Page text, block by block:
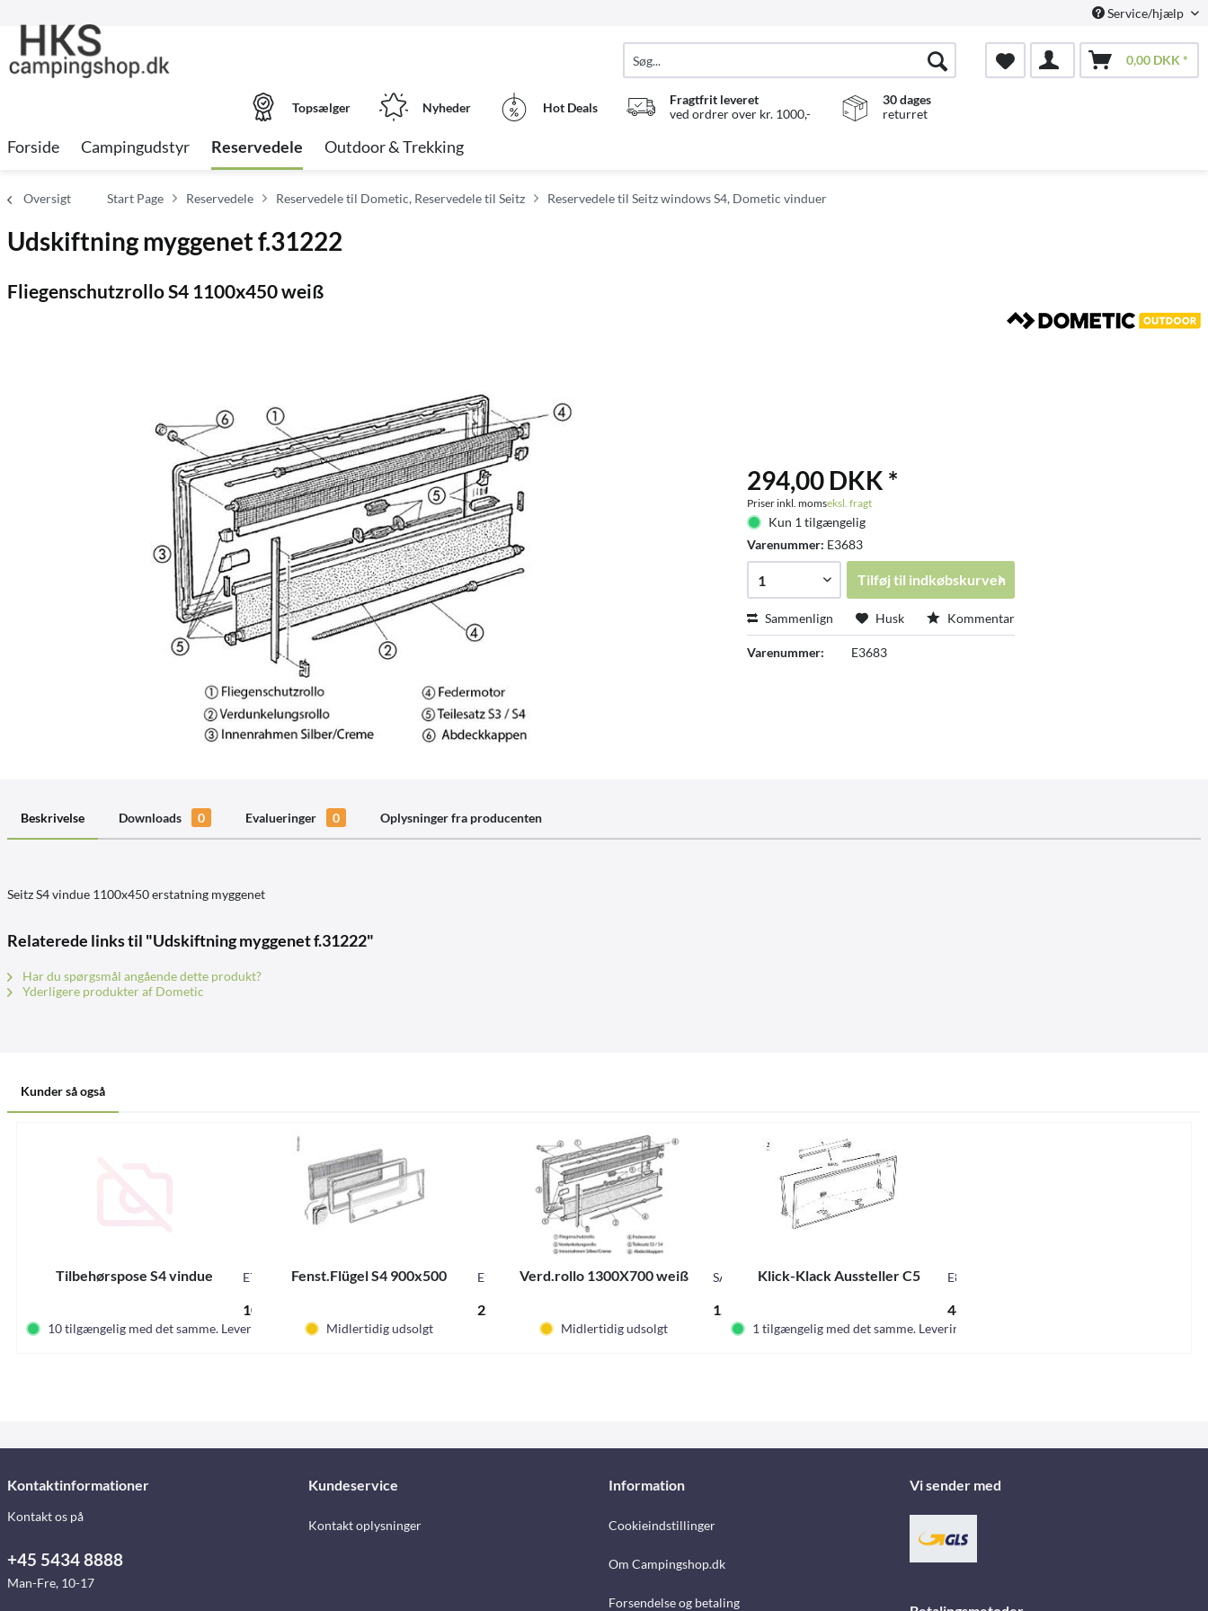
Service/hjælp
0,00 DKK *
Topsælger Nyheder Hot Deals
Fragtfrit leveret
ved ordrer over kr. 1000,-
30 dages
returret
Forside Campingudstyr Reservedele Outdoor & Trekking
Oversigt Start Page Reservedele Reservedele til Dometic, Reservedele til Seitz Reservedele til Seitz windows S4, Dometic vinduer
Udskiftning myggenet f.31222
Fliegenschutzrollo S4 1100x450 weiß
294,00 DKK *
Priser inkl. momseksl. fragt
Kun 1 tilgængelig
Varenummer: E3683
Tilføj til indkøbskurven
Sammenlign Husk Kommentar
Varenummer: E3683
Beskrivelse Downloads 0 Evalueringer 0 Oplysninger fra producenten
Seitz S4 vindue 1100x450 erstatning myggenet
Relaterede links til "Udskiftning myggenet f.31222"
Har du spørgsmål angående dette produkt?
Yderligere produkter af Dometic
Kunder så også
Tilbehørspose S4 vindue E7623
104,00 DKK *
10 tilgængelig med det samme. Leveringstid ca. 9 dage
Fenst.Flügel S4 900x500 E1108
2.942,00 DKK *
Midlertidig udsolgt
Verd.rollo 1300X700 weiß SA220
1.002,00 DKK *
Midlertidig udsolgt
Klick-Klack Aussteller C5 E8775
448,00 DKK *
1 tilgængelig med det samme. Leveringstid ca. 9 dage
Kontaktinformationer
Kontakt os på
+45 5434 8888
Man-Fre, 10-17
Kundeservice
Kontakt oplysninger
Information
Cookieindstillinger
Om Campingshop.dk
Forsendelse og betaling
Vi sender med